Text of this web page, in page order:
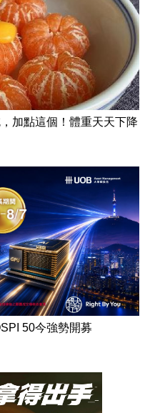
加點這個！體重天天下降
50今強勢開募